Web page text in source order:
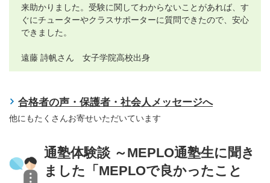
来助かりました。受験に関してわからないことがあれば、す
ぐにチューターやクラスサポーターに質問できたので、安心
できました。
遠藤 詩帆さん 女子学院高校出身
合格者の声・保護者・社会人メッセージへ
他にもたくさんお寄せいただいています
通塾体験談 ～MEPLO通塾生に聞き
ました「MEPLOで良かったこと